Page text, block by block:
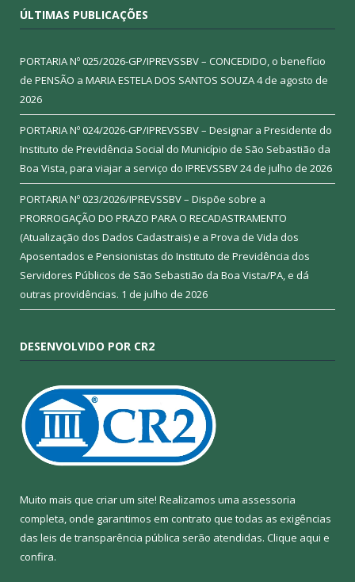
ÚLTIMAS PUBLICAÇÕES
PORTARIA Nº 025/2026-GP/IPREVSSBV – CONCEDIDO, o benefício
de PENSÃO a MARIA ESTELA DOS SANTOS SOUZA4 de agosto de
2026
PORTARIA Nº 024/2026-GP/IPREVSSBV – Designar a Presidente do
Instituto de Previdência Social do Município de São Sebastião da
Boa Vista, para viajar a serviço do IPREVSSBV24 de julho de 2026
PORTARIA Nº 023/2026/IPREVSSBV – Dispõe sobre a
PRORROGAÇÃO DO PRAZO PARA O RECADASTRAMENTO
(Atualização dos Dados Cadastrais) e a Prova de Vida dos
Aposentados e Pensionistas do Instituto de Previdência dos
Servidores Públicos de São Sebastião da Boa Vista/PA, e dá
outras providências. 1 de julho de 2026
DESENVOLVIDO POR CR2
Muito mais que criar um site! Realizamos uma assessoria
completa, onde garantimos em contrato que todas as exigências
das leis de transparência pública serão atendidas. Clique aqui e
confira.